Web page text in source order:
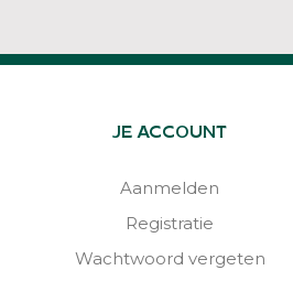
JE ACCOUNT
Aanmelden
Registratie
Wachtwoord vergeten